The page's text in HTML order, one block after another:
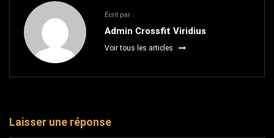
Écrit par :
Admin Crossfit Viridius
Voir tous les articles
Laisser une réponse